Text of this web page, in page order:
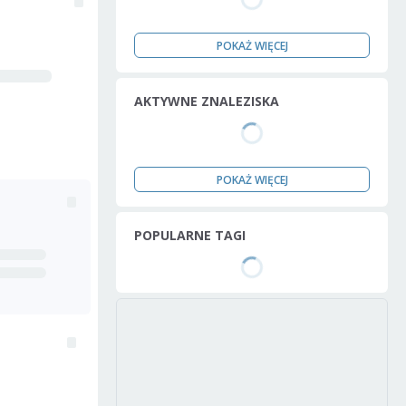
POKAŻ WIĘCEJ
AKTYWNE ZNALEZISKA
POKAŻ WIĘCEJ
POPULARNE TAGI